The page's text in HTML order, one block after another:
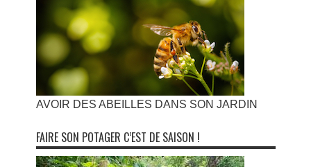
AVOIR DES ABEILLES DANS SON JARDIN
FAIRE SON POTAGER C’EST DE SAISON !